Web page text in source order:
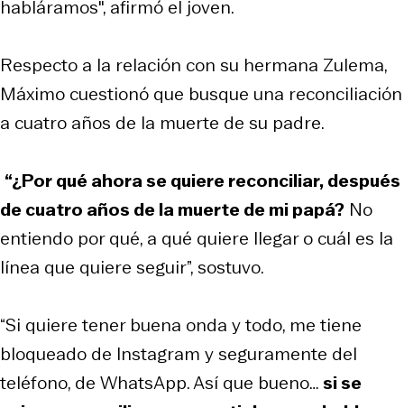
habláramos", afirmó el joven.
Respecto a la relación con su hermana Zulema,
Máximo cuestionó que busque una reconciliación
a cuatro años de la muerte de su padre.
“¿Por qué ahora se quiere reconciliar, después
de cuatro años de la muerte de mi papá? No
entiendo por qué, a qué quiere llegar o cuál es la
línea que quiere seguir”, sostuvo.
“Si quiere tener buena onda y todo, me tiene
bloqueado de Instagram y seguramente del
teléfono, de WhatsApp. Así que bueno…si se